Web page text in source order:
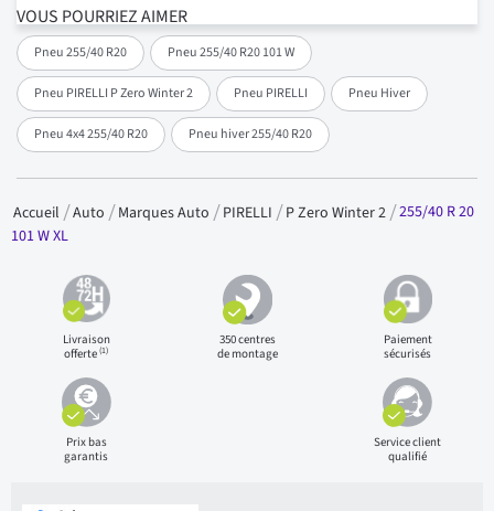
VOUS POURRIEZ AIMER
Pneu 255/40 R20 Pneu 255/40 R20 101 W
Pneu PIRELLI P Zero Winter 2 Pneu PIRELLI Pneu Hiver
Pneu 4x4 255/40 R20 Pneu hiver 255/40 R20
Accueil Auto Marques Auto PIRELLI P Zero Winter 2 255/40 R 20
101 W XL
Livraison
offerte(1)
350 centres
de montage
Paiement
sécurisés
Prix bas
garantis
Service client
qualifié